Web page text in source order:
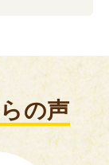
の声